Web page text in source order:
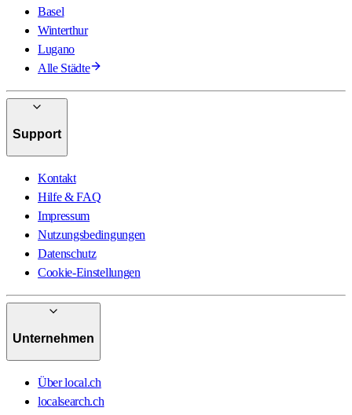
Basel
Winterthur
Lugano
Alle Städte
Support
Kontakt
Hilfe & FAQ
Impressum
Nutzungsbedingungen
Datenschutz
Cookie-Einstellungen
Unternehmen
Über local.ch
localsearch.ch